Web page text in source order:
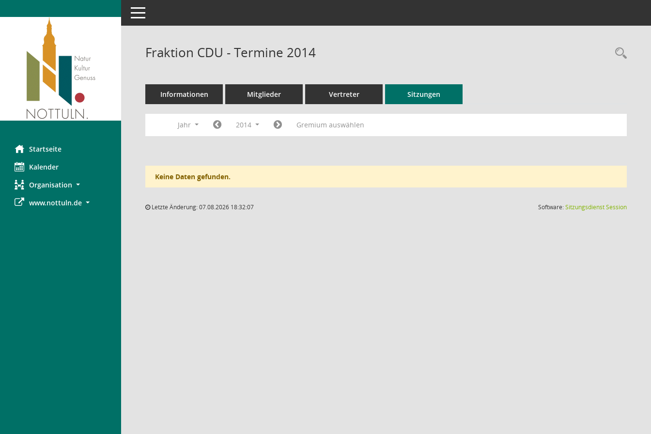
Startseite
Kalender
Organisation
www.nottuln.de
Toggle navigation
Fraktion CDU - Termine 2014
Informationen Mitglieder Vertreter Sitzungen
Jahr 2014 Gremium auswählen
Keine Daten gefunden.
Letzte Änderung: 07.08.2026 18:32:07 Software:SitzungsdienstSession(Wird in